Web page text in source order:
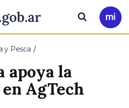
Ir
a
Buscar
y Pesca
la
AgTech